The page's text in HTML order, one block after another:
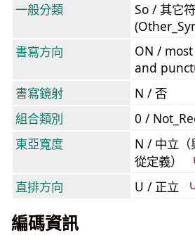
一般分類
So / 其它
書寫方向
ON /
and
書寫鏡射
N / 否
組合類別
0 /
東亞寬度
N / 中立（
從定義）
直排方向 U / 正立
編碼資訊